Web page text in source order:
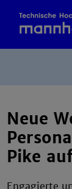
Neue
Pike
Engagierte